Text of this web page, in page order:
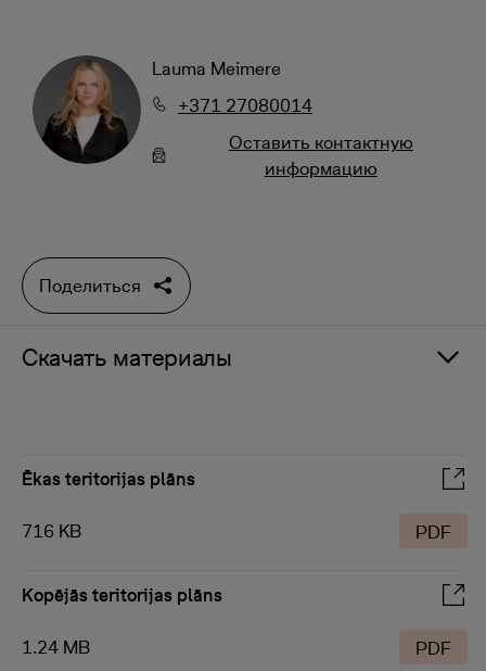
Lauma Meimere
+371 27080014
Oставить контактную
информацию
Поделиться
Скачать материалы
Ēkas teritorijas plāns
716 KB PDF
Kopējās teritorijas plāns
1.24 MB PDF